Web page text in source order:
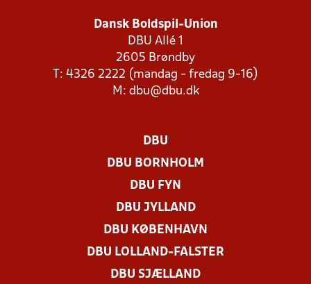
Dansk Boldspil-Union
DBU Allé 1
2605 Brøndby
T: 4326 2222 (mandag - fredag 9-16)
M: dbu@dbu.dk
DBU
DBU BORNHOLM
DBU FYN
DBU JYLLAND
DBU KØBENHAVN
DBU LOLLAND-FALSTER
DBU SJÆLLAND